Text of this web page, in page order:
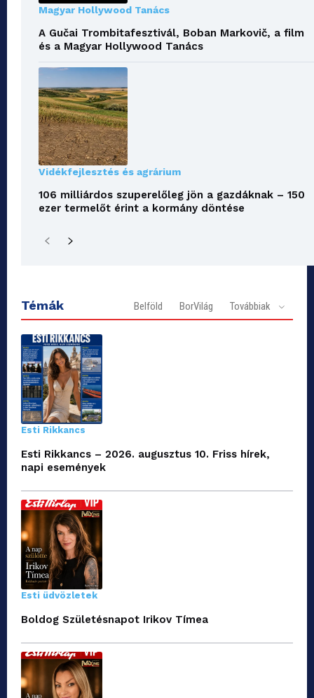
Magyar Hollywood Tanács
A Gučai Trombitafesztivál, Boban Markovič, a film
és a Magyar Hollywood Tanács
Vidékfejlesztés és agrárium
106 milliárdos szuperelőleg jön a gazdáknak – 150
ezer termelőt érint a kormány döntése
Témák Belföld BorVilág Továbbiak
Esti Rikkancs
Esti Rikkancs – 2026. augusztus 10. Friss hírek,
napi események
Esti üdvözletek
Boldog Születésnapot Irikov Tímea